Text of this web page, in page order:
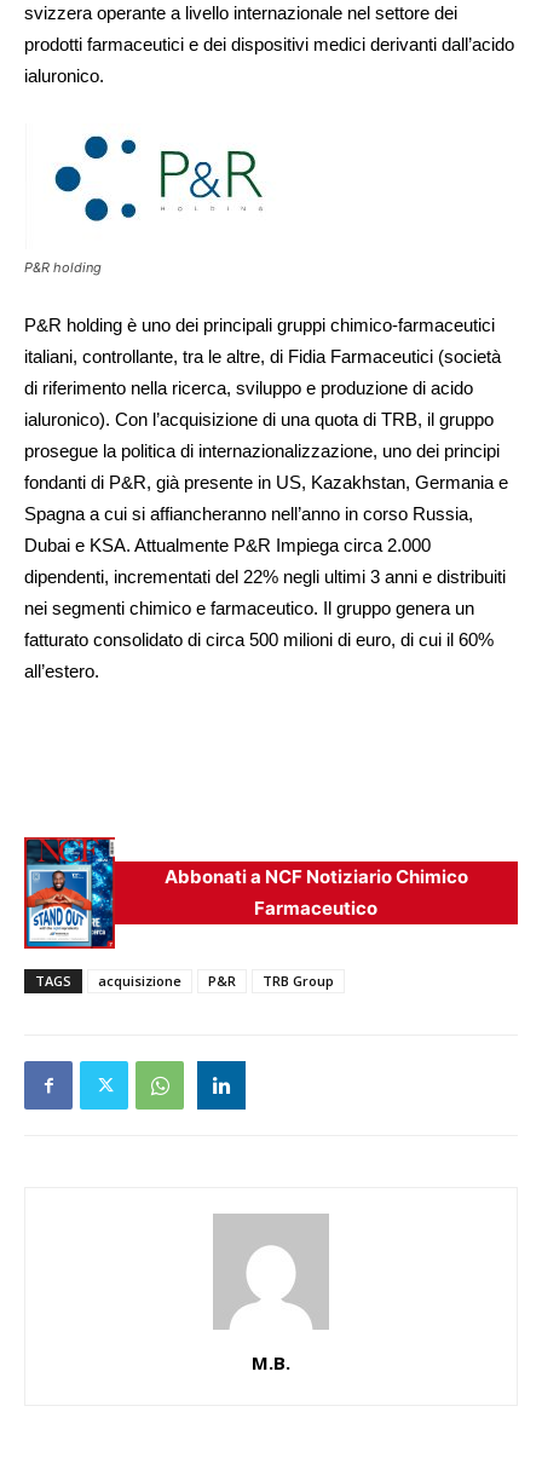
svizzera operante a livello internazionale nel settore dei
prodotti farmaceutici e dei dispositivi medici derivanti dall’acido
ialuronico.
P&R holding
P&R holding è uno dei principali gruppi chimico-farmaceutici
italiani, controllante, tra le altre, di Fidia Farmaceutici (società
di riferimento nella ricerca, sviluppo e produzione di acido
ialuronico). Con l’acquisizione di una quota di TRB, il gruppo
prosegue la politica di internazionalizzazione, uno dei principi
fondanti di P&R, già presente in US, Kazakhstan, Germania e
Spagna a cui si affiancheranno nell’anno in corso Russia,
Dubai e KSA. Attualmente P&R Impiega circa 2.000
dipendenti, incrementati del 22% negli ultimi 3 anni e distribuiti
nei segmenti chimico e farmaceutico. Il gruppo genera un
fatturato consolidato di circa 500 milioni di euro, di cui il 60%
all’estero.
Abbonati a NCF Notiziario Chimico
Farmaceutico
TAGS acquisizione P&R TRB Group
M.B.